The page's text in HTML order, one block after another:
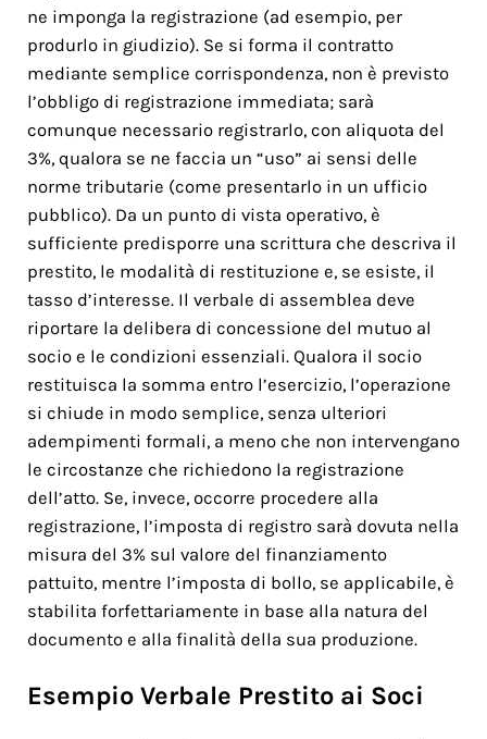
ne imponga la registrazione (ad esempio, per
produrlo in giudizio). Se si forma il contratto
mediante semplice corrispondenza, non è previsto
l’obbligo di registrazione immediata; sarà
comunque necessario registrarlo, con aliquota del
3%, qualora se ne faccia un “uso” ai sensi delle
norme tributarie (come presentarlo in un ufficio
pubblico). Da un punto di vista operativo, è
sufficiente predisporre una scrittura che descriva il
prestito, le modalità di restituzione e, se esiste, il
tasso d’interesse. Il verbale di assemblea deve
riportare la delibera di concessione del mutuo al
socio e le condizioni essenziali. Qualora il socio
restituisca la somma entro l’esercizio, l’operazione
si chiude in modo semplice, senza ulteriori
adempimenti formali, a meno che non intervengano
le circostanze che richiedono la registrazione
dell’atto. Se, invece, occorre procedere alla
registrazione, l’imposta di registro sarà dovuta nella
misura del 3% sul valore del finanziamento
pattuito, mentre l’imposta di bollo, se applicabile, è
stabilita forfettariamente in base alla natura del
documento e alla finalità della sua produzione.
Esempio Verbale Prestito ai Soci